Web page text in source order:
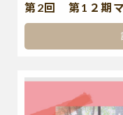
第2回 第1２期